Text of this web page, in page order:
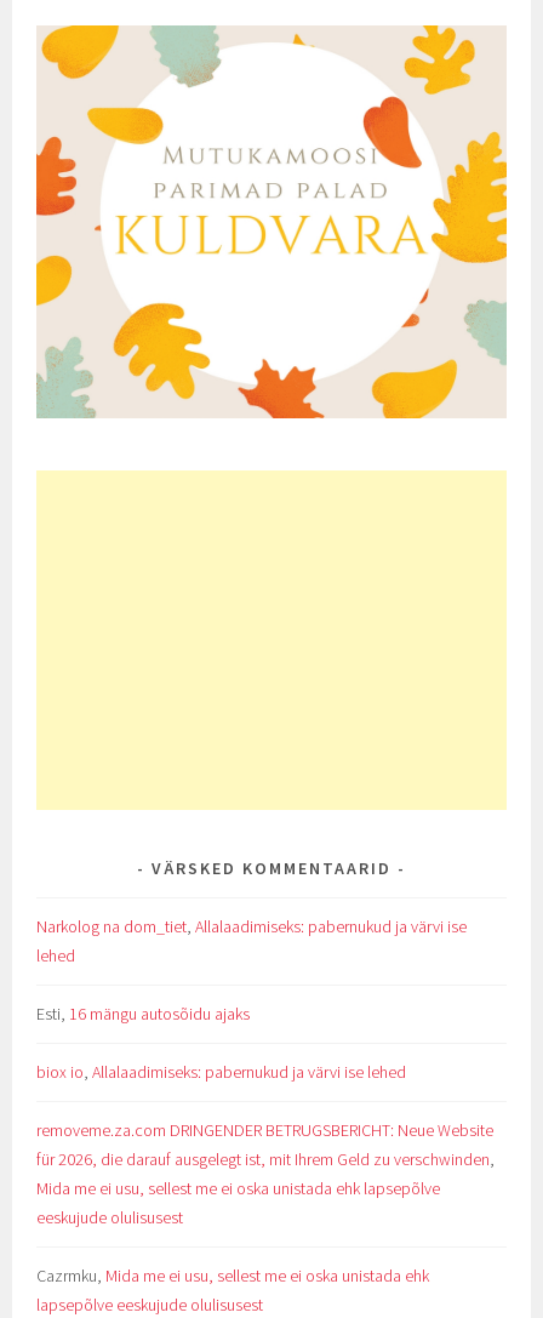
VÄRSKED KOMMENTAARID
Narkolog na dom_tiet,Allalaadimiseks: pabernukud ja värvi ise
lehed
Esti, 16 mängu autosõidu ajaks
biox io,Allalaadimiseks: pabernukud ja värvi ise lehed
removeme.za.com DRINGENDER BETRUGSBERICHT: Neue Website
für 2026, die darauf ausgelegt ist, mit Ihrem Geld zu verschwinden,
Mida me ei usu, sellest me ei oska unistada ehk lapsepõlve
eeskujude olulisusest
Cazrmku, Mida me ei usu, sellest me ei oska unistada ehk
lapsepõlve eeskujude olulisusest